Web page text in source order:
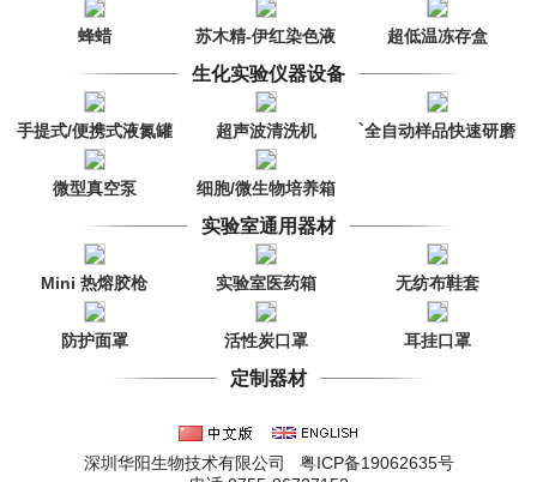
蜂蜡 苏木精-伊红染色液 超低温冻存盒
生化实验仪器设备
手提式/便携式液氮罐 超声波清洗机
`全自动样品快速研磨
微型真空泵
细胞/微生物培养箱
（高氧、常氧、厌
氧）
实验室通用器材
Mini 热熔胶枪 实验室医药箱 无纺布鞋套
防护面罩 活性炭口罩 耳挂口罩
定制器材
深圳华阳生物技术有限公司 粤ICP备19062635号